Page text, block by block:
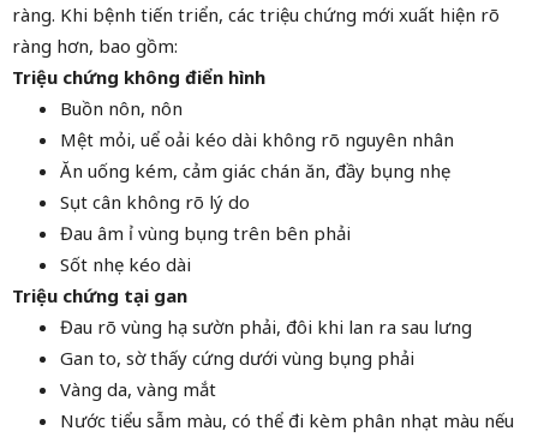
ràng. Khi bệnh tiến triển, các triệu chứng mới xuất hiện rõ
ràng hơn, bao gồm:
Triệu chứng không điển hình
Buồn nôn, nôn
Mệt mỏi, uể oải kéo dài không rõ nguyên nhân
Ăn uống kém, cảm giác chán ăn, đầy bụng nhẹ
Sụt cân không rõ lý do
Đau âm ỉ vùng bụng trên bên phải
Sốt nhẹ kéo dài
Triệu chứng tại gan
Đau rõ vùng hạ sườn phải, đôi khi lan ra sau lưng
Gan to, sờ thấy cứng dưới vùng bụng phải
Vàng da, vàng mắt
Nước tiểu sẫm màu, có thể đi kèm phân nhạt màu nếu